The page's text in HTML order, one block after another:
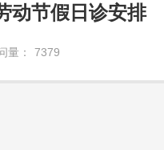
动节假日诊安排
量： 7379